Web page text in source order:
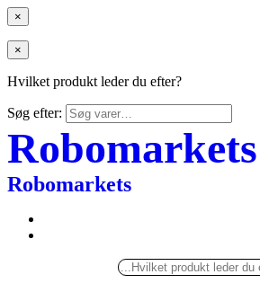
×
×
Hvilket produkt leder du efter?
Søg efter:
Robomarkets
Robomarkets